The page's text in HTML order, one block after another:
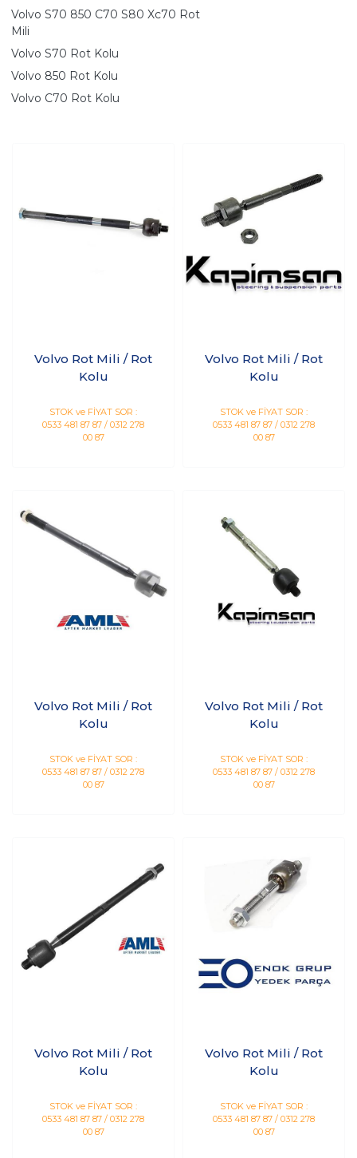
Volvo S70 850 C70 S80 Xc70 Rot
Mili
Volvo S70 Rot Kolu
Volvo 850 Rot Kolu
Volvo C70 Rot Kolu
Volvo Rot Mili / Rot
Kolu
STOK ve FİYAT SOR :
0533 481 87 87 / 0312 278
00 87
Volvo Rot Mili / Rot
Kolu
STOK ve FİYAT SOR :
0533 481 87 87 / 0312 278
00 87
Volvo Rot Mili / Rot
Kolu
STOK ve FİYAT SOR :
0533 481 87 87 / 0312 278
00 87
Volvo Rot Mili / Rot
Kolu
STOK ve FİYAT SOR :
0533 481 87 87 / 0312 278
00 87
Volvo Rot Mili / Rot
Kolu
STOK ve FİYAT SOR :
0533 481 87 87 / 0312 278
00 87
Volvo Rot Mili / Rot
Kolu
STOK ve FİYAT SOR :
0533 481 87 87 / 0312 278
00 87